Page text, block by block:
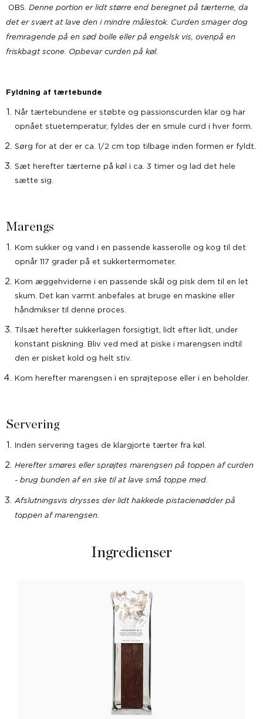
OBS. Denne portion er lidt større end beregnet på tærterne, da
det er svært at lave den i mindre målestok. Curden smager dog
fremragende på en sød bolle eller på engelsk vis, ovenpå en
friskbagt scone. Opbevar curden på køl.
Fyldning af tærtebunde
Når tærtebundene er støbte og passionscurden klar og har
opnået stuetemperatur, fyldes der en smule curd i hver form.
Sørg for at der er ca. 1/2 cm top tilbage inden formen er fyldt.
Sæt herefter tærterne på køl i ca. 3 timer og lad det hele
sætte sig.
Marengs
Kom sukker og vand i en passende kasserolle og kog til det
opnår 117 grader på et sukkertermometer.
Kom æggehviderne i en passende skål og pisk dem til en let
skum.
Det kan varmt anbefales at bruge en maskine eller
håndmikser til denne proces.
Tilsæt herefter sukkerlagen forsigtigt, lidt efter lidt, under
konstant piskning. Bliv ved med at piske i marengsen indtil
den er pisket kold og helt stiv.
Kom herefter marengsen i en sprøjtepose eller i en beholder.
Servering
Inden servering tages de klargjorte tærter fra køl.
Herefter smøres eller sprøjtes marengsen på toppen af curden
- brug bunden af en ske til at lave små toppe med.
Afslutningsvis drysses der lidt hakkede pistacienødder på
toppen af marengsen.
Ingredienser